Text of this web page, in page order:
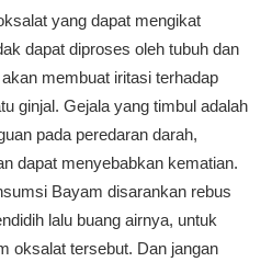
yang dapat mengikat
dapat diproses oleh tubuh dan
membuat iritasi terhadap
ginjal. Gejala yang timbul adalah
pada peredaran darah,
dapat menyebabkan kematian.
Bayam disarankan rebus
lalu buang airnya, untuk
oksalat tersebut. Dan jangan